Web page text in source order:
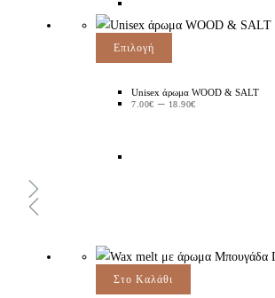
Επιλογή
Unisex άρωμα WOOD & SALT
7.00€ – 18.90€
Στο Καλάθι